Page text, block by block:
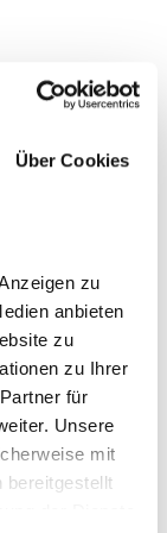
Über Cookies
zu
anbieten
zu
zu Ihrer
für
Unsere
mit
bereitgestellt